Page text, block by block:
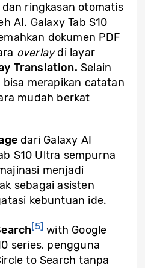
ringkasan otomatis
AI. Galaxy Tab S10
dokumen PDF
overlaydi layar
Translation.Selain
merapikan catatan
mudah berkat
dari Galaxy AI
S10 Ultra sempurna
menjadi
sebagai asisten
kebuntuan ide.
[5] with Google
series, pengguna
to Search tanpa